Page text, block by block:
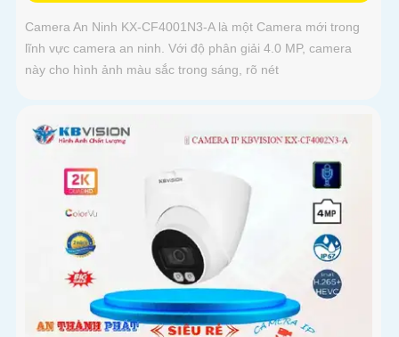
Camera An Ninh KX-CF4001N3-A là một Camera mới trong
lĩnh vực camera an ninh. Với độ phân giải 4.0 MP, camera
này cho hình ảnh màu sắc trong sáng, rõ nét